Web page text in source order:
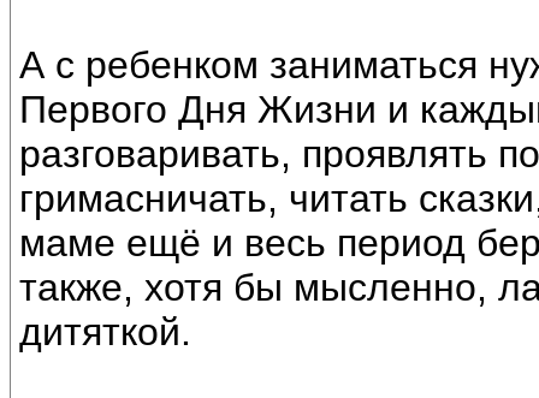
А с ребенком заниматься
Первого Дня Жизни и
разговаривать, проявлять
гримасничать, читать
маме ещё и весь период
также, хотя бы мысленно,
дитяткой.